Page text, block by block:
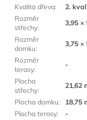
Kvalita dřeva:
2.
Rozměr
střechy:
3,95 ×
Rozměr
domku:
3,75 ×
Rozměr
terasy:
-
Plocha
střechy:
21,62
Plocha domku:
18,75
Plocha terasy:
-